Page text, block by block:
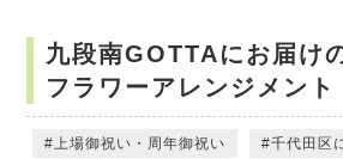
九段南GOTTAにお届け
フラワーアレンジメント
上場御祝い・周年御祝い 千代田区